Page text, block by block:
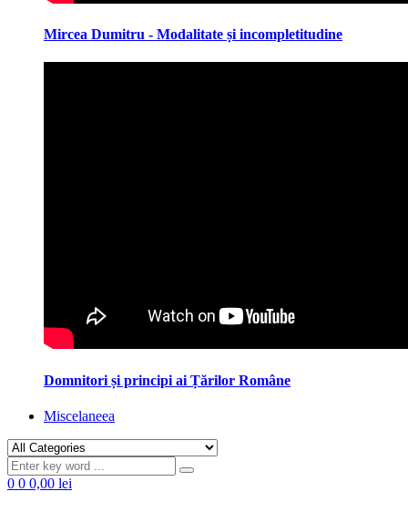
Mircea Dumitru - Modalitate și incompletitudine
Domnitori și principi ai Țărilor Române
Miscelaneea
0 0 0,00 lei